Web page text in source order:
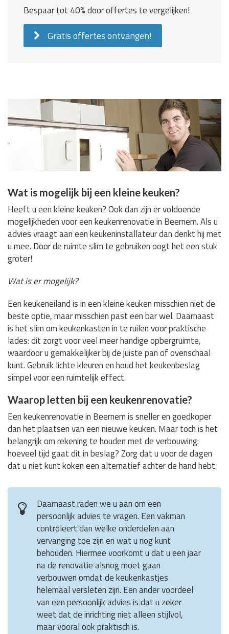
Bespaar tot 40% door offertes te vergelijken!
Gratis offertes ontvangen!
Wat is mogelijk bij een kleine keuken?
Heeft u een kleine keuken? Ook dan zijn er voldoende
mogelijkheden voor een keukenrenovatie in Beernem. Als u
advies vraagt aan een keukeninstallateur dan denkt hij met
u mee. Door de ruimte slim te gebruiken oogt het een stuk
groter!
Wat is er mogelijk?
Een keukeneiland is in een kleine keuken misschien niet de
beste optie, maar misschien past een bar wel. Daarnaast
is het slim om keukenkasten in te ruilen voor praktische
lades: dit zorgt voor veel meer handige opbergruimte,
waardoor u gemakkelijker bij de juiste pan of ovenschaal
kunt. Gebruik lichte kleuren en houd het keukenbeslag
simpel voor een ruimtelijk effect.
Waarop letten bij een keukenrenovatie?
Een keukenrenovatie in Beernem is sneller en goedkoper
dan het plaatsen van een nieuwe keuken. Maar toch is het
belangrijk om rekening te houden met de verbouwing:
hoeveel tijd gaat dit in beslag? Zorg dat u voor de dagen
dat u niet kunt koken een alternatief achter de hand hebt.
Daarnaast raden we u aan om een
persoonlijk advies te vragen. Een vakman
controleert dan welke onderdelen aan
vervanging toe zijn en wat u nog kunt
behouden. Hiermee voorkomt u dat u een jaar
na de renovatie alsnog moet gaan
verbouwen omdat de keukenkastjes
helemaal versleten zijn. Een ander voordeel
van een persoonlijk advies is dat u zeker
weet dat de inrichting niet alleen stijlvol,
maar vooral ook praktisch is.